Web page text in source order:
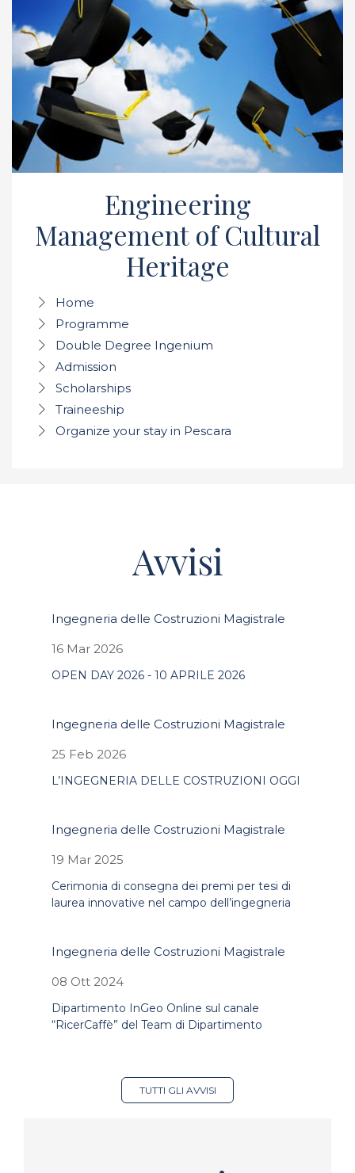
Engineering
Management of Cultural
Heritage
Home
Programme
Double Degree Ingenium
Admission
Scholarships
Traineeship
Organize your stay in Pescara
Avvisi
Ingegneria delle Costruzioni Magistrale
16 Mar 2026
OPEN DAY 2026 - 10 APRILE 2026
Ingegneria delle Costruzioni Magistrale
25 Feb 2026
L’INGEGNERIA DELLE COSTRUZIONI OGGI
Ingegneria delle Costruzioni Magistrale
19 Mar 2025
Cerimonia di consegna dei premi per tesi di
laurea innovative nel campo dell’ingegneria
Ingegneria delle Costruzioni Magistrale
08 Ott 2024
Dipartimento InGeo Online sul canale
“RicerCaffè” del Team di Dipartimento
TUTTI GLI AVVISI